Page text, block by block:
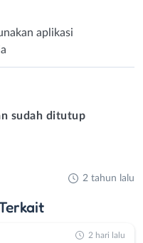
aplikasi
sudah ditutup
2 tahun lalu
2 hari lalu